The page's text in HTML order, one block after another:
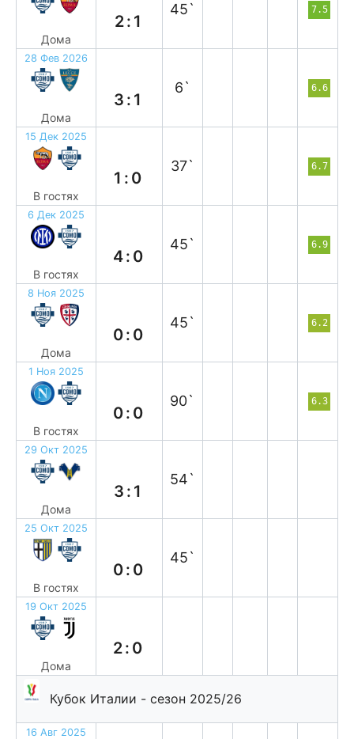
Дома
2:1
45` 7.5
28 Фев 2026
Дома
3:1
6` 6.6
15 Дек 2025
В гостях
1:0
37` 6.7
6 Дек 2025
В гостях
4:0
45` 6.9
8 Ноя 2025
Дома
0:0
45` 6.2
1 Ноя 2025
В гостях
0:0
90` 6.3
29 Окт 2025
Дома
3:1
54`
25 Окт 2025
В гостях
0:0
45`
19 Окт 2025
Дома
2:0
Кубок Италии - сезон 2025/26
16 Авг 2025